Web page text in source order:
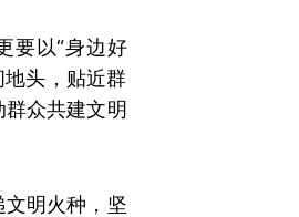
要以“身边好
头，贴近群
众共建文明
明火种，坚